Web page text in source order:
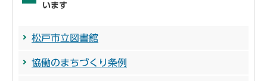
います
松戸市立図書館
協働のまちづくり条例